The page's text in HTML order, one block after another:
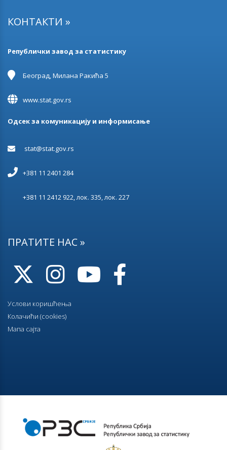
КОНТАКТИ »
Републички завод за статистику
Београд, Милана Ракића 5
www.stat.gov.rs
Одсек за комуникацију и информисање
stat@stat.gov.rs
+381 11 2401 284
+381 11 2412 922, лок. 335, лок. 227
ПРАТИТЕ НАС »
Услови коришћења
Колачићи (cookies)
Мапа сајта